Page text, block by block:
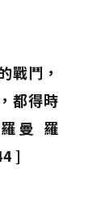
戰鬥，
都得時
曼 羅
]